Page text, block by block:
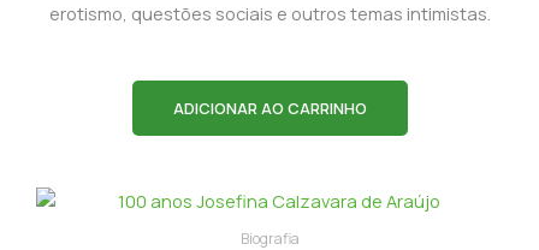
erotismo, questões sociais e outros temas intimistas.
ADICIONAR AO CARRINHO
Biografia